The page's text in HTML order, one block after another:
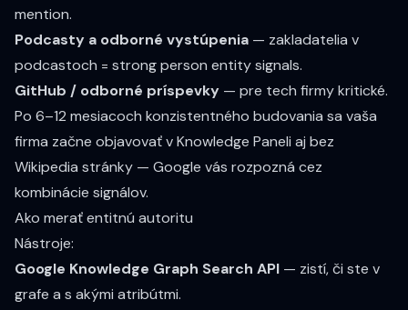
mention.
Podcasty a odborné vystúpenia — zakladatelia v
podcastoch = strong person entity signals.
GitHub / odborné príspevky — pre tech firmy kritické.
Po 6–12 mesiacoch konzistentného budovania sa vaša
firma začne objavovať v Knowledge Paneli aj bez
Wikipedia stránky — Google vás rozpozná cez
kombinácie signálov.
Ako merať entitnú autoritu
Nástroje:
Google Knowledge Graph Search API — zistí, či ste v
grafe a s akými atribútmi.